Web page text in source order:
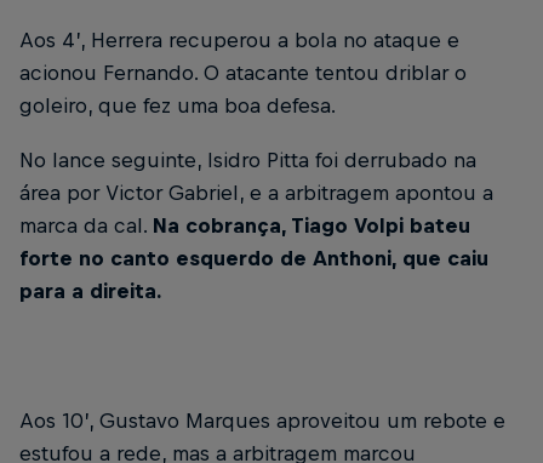
Aos 4’, Herrera recuperou a bola no ataque e
acionou Fernando. O atacante tentou driblar o
goleiro, que fez uma boa defesa.
No lance seguinte, Isidro Pitta foi derrubado na
área por Victor Gabriel, e a arbitragem apontou a
marca da cal. Na cobrança, Tiago Volpi bateu
forte no canto esquerdo de Anthoni, que caiu
para a direita.
Aos 10’, Gustavo Marques aproveitou um rebote e
estufou a rede, mas a arbitragem marcou